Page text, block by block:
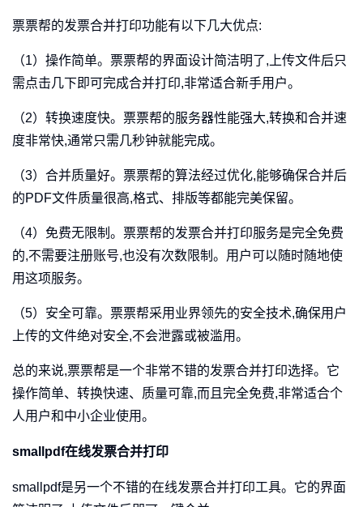
票票帮的发票合并打印功能有以下几大优点:
（1）操作简单。票票帮的界面设计简洁明了,上传文件后只
需点击几下即可完成合并打印,非常适合新手用户。
（2）转换速度快。票票帮的服务器性能强大,转换和合并速
度非常快,通常只需几秒钟就能完成。
（3）合并质量好。票票帮的算法经过优化,能够确保合并后
的PDF文件质量很高,格式、排版等都能完美保留。
（4）免费无限制。票票帮的发票合并打印服务是完全免费
的,不需要注册账号,也没有次数限制。用户可以随时随地使
用这项服务。
（5）安全可靠。票票帮采用业界领先的安全技术,确保用户
上传的文件绝对安全,不会泄露或被滥用。
总的来说,票票帮是一个非常不错的发票合并打印选择。它
操作简单、转换快速、质量可靠,而且完全免费,非常适合个
人用户和中小企业使用。
smallpdf在线发票合并打印
smallpdf是另一个不错的在线发票合并打印工具。它的界面